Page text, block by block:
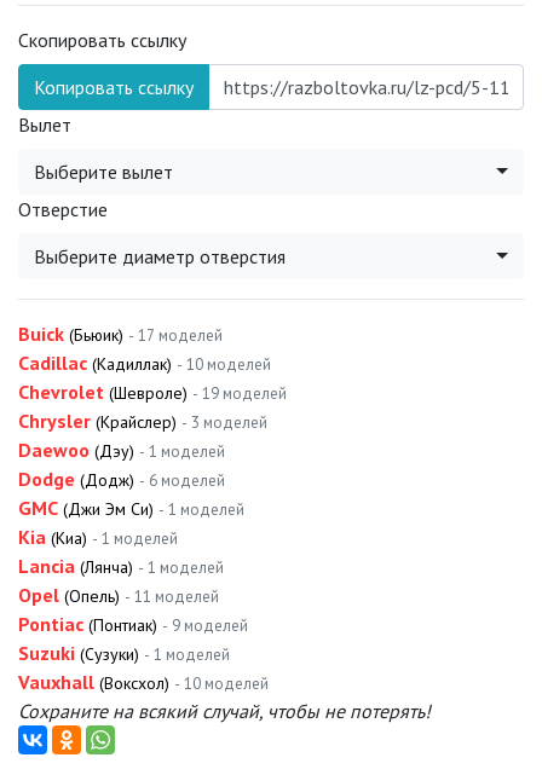
Скопировать ссылку
Копировать ссылку
Вылет
Выберите вылет
Отверстие
Выберите диаметр отверстия
Buick (Бьюик) - 17 моделей
Cadillac (Кадиллак) - 10 моделей
Chevrolet (Шевроле) - 19 моделей
Chrysler (Крайслер) - 3 моделей
Daewoo (Дэу) - 1 моделей
Dodge (Додж) - 6 моделей
GMC (Джи Эм Си) - 1 моделей
Kia (Киа) - 1 моделей
Lancia (Лянча) - 1 моделей
Opel (Опель) - 11 моделей
Pontiac (Понтиак) - 9 моделей
Suzuki (Сузуки) - 1 моделей
Vauxhall (Воксхол) - 10 моделей
Сохраните на всякий случай, чтобы не потерять!